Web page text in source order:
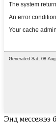
Энд мессежээ